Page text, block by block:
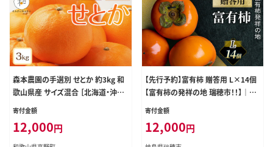
森本農園の手選別 せとか 約3kg 和
歌山県産 サイズ混合 ［北海道・沖
縄・離島配送不可］［2027年2月下旬
から順次発送予定］［RN130］
寄付金額
12,000円
【先行予約】富有柿 贈答用 L×14個
【富有柿の発祥の地 瑞穂市！！】｜富
有柿 柿 かき カキ フルーツ 果物 贈
答 贈答用 プレゼント ギフト 贈り物
秋 Lサイズ 人気 産地直送 岐阜 瑞穂
市 送料無料 ※2026年11月～発送
寄付金額
12,000円